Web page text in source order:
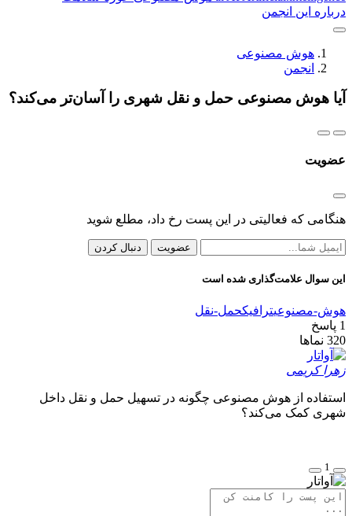
درباره این انجمن
هوش مصنوعی
انجمن
آیا هوش مصنوعی حمل و نقل شهری را آسان‌تر می‌کند؟
عضویت
هنگامی که فعالیتی در این پست رخ داد، مطلع شوید
عضویت دنبال کردن
این سوال علامت‌گذاری شده است
هوش-مصنوعیترافیکحمل-نقل
1 پاسخ
320 نماها
زهرا کریمی
استفاده از هوش مصنوعی چگونه در تسهیل حمل و نقل داخل
شهری کمک می‌کند؟
1